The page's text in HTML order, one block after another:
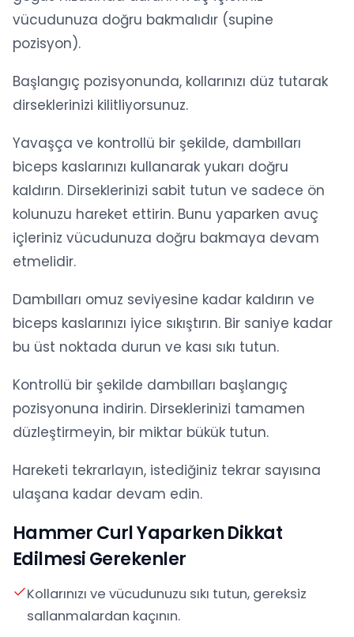
vücudunuza doğru bakmalıdır (supine
pozisyon).
Başlangıç pozisyonunda, kollarınızı düz tutarak
dirseklerinizi kilitliyorsunuz.
Yavaşça ve kontrollü bir şekilde, dambılları
biceps kaslarınızı kullanarak yukarı doğru
kaldırın. Dirseklerinizi sabit tutun ve sadece ön
kolunuzu hareket ettirin. Bunu yaparken avuç
içleriniz vücudunuza doğru bakmaya devam
etmelidir.
Dambılları omuz seviyesine kadar kaldırın ve
biceps kaslarınızı iyice sıkıştırın. Bir saniye kadar
bu üst noktada durun ve kası sıkı tutun.
Kontrollü bir şekilde dambılları başlangıç
pozisyonuna indirin. Dirseklerinizi tamamen
düzleştirmeyin, bir miktar bükük tutun.
Hareketi tekrarlayın, istediğiniz tekrar sayısına
ulaşana kadar devam edin.
Hammer Curl Yaparken Dikkat
Edilmesi Gerekenler
Kollarınızı ve vücudunuzu sıkı tutun, gereksiz
sallanmalardan kaçının.